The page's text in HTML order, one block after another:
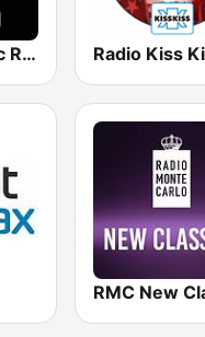
Venice Classic Radio | VCR Auditorium